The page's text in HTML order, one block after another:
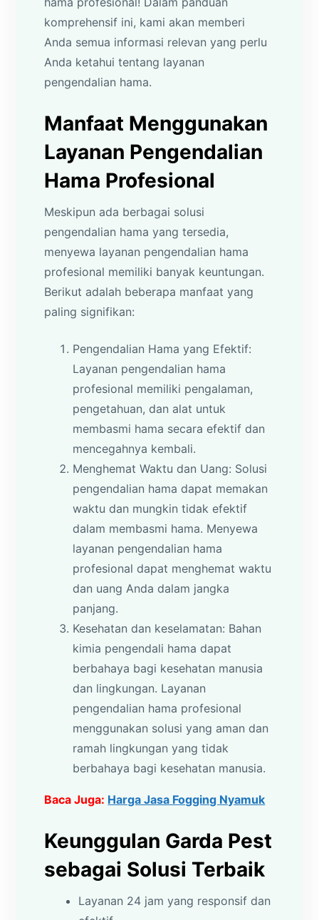
komprehensif ini, kami akan memberi
Anda semua informasi relevan yang perlu
Anda ketahui tentang layanan
pengendalian hama.
Manfaat Menggunakan
Layanan Pengendalian
Hama Profesional
Meskipun ada berbagai solusi
pengendalian hama yang tersedia,
menyewa layanan pengendalian hama
profesional memiliki banyak keuntungan.
Berikut adalah beberapa manfaat yang
paling signifikan:
Pengendalian Hama yang Efektif:
Layanan pengendalian hama
profesional memiliki pengalaman,
pengetahuan, dan alat untuk
membasmi hama secara efektif dan
mencegahnya kembali.
Menghemat Waktu dan Uang: Solusi
pengendalian hama dapat memakan
waktu dan mungkin tidak efektif
dalam membasmi hama. Menyewa
layanan pengendalian hama
profesional dapat menghemat waktu
dan uang Anda dalam jangka
panjang.
Kesehatan dan keselamatan: Bahan
kimia pengendali hama dapat
berbahaya bagi kesehatan manusia
dan lingkungan. Layanan
pengendalian hama profesional
menggunakan solusi yang aman dan
ramah lingkungan yang tidak
berbahaya bagi kesehatan manusia.
Baca Juga: Harga Jasa Fogging Nyamuk
Keunggulan Garda Pest
sebagai Solusi Terbaik
Layanan 24 jam yang responsif dan